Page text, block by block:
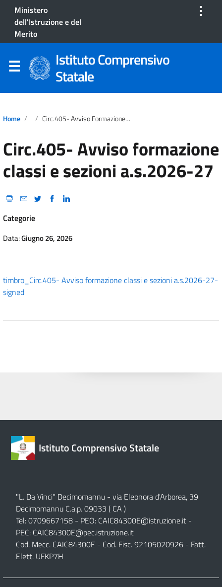
Ministero
dell'Istruzione e del
Merito
⋮
Istituto Comprensivo
Statale
Home Circ.405- Avviso Formazione Classi E Sezioni A.s.2026-27
Circ.405- Avviso formazione
classi e sezioni a.s.2026-27
Categorie
Data:Giugno 26, 2026
timbro_Circ.405- Avviso formazione classi e sezioni a.s.2026-27-
signed
Istituto Comprensivo Statale
"L. Da Vinci" Decimomannu - via Eleonora d'Arborea, 39
Decimomannu C.a.p. 09033 ( CA )
Tel: 0709667158 - PEO: CAIC84300E@istruzione.it -
PEC: CAIC84300E@pec.istruzione.it
Cod. Mecc. CAIC84300E - Cod. Fisc. 92105020926 - Fatt.
Elett. UFKP7H